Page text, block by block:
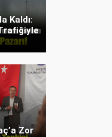
Kaldı:
Zor